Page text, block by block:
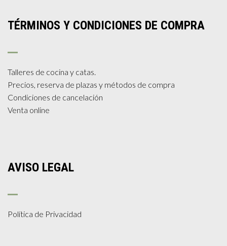
TÉRMINOS Y CONDICIONES DE COMPRA
Talleres de cocina y catas.
Precios, reserva de plazas y métodos de compra
Condiciones de cancelación
Venta online
AVISO LEGAL
Política de Privacidad